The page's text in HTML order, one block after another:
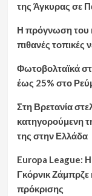
της Άγκυρας σε
Η πρόγνωση του
πιθανές τοπικές
Φωτοβολταϊκά
έως 25% στο
Στη Βρετανία
κατηγορούμενη
της στην Ελλάδα
Europa League: Η
Γκόρνικ
πρόκρισης